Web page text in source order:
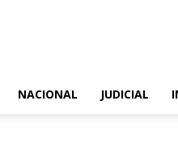
NACIONAL JUDICIAL